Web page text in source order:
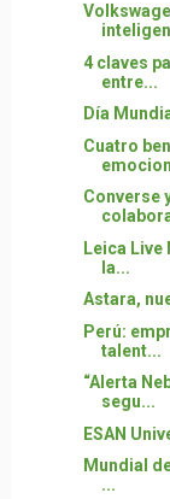
4 claves
entre...
Día
Cuatro
Converse
Leica
la...
Astara,
Perú:
talent...
“Alerta
segu...
ESAN
Mundial
...